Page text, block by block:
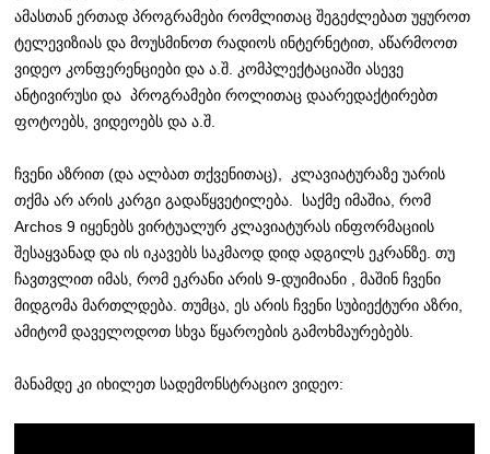
ამასთან ერთად პროგრამები რომლითაც შეგეძლებათ უყუროთ
ტელევიზიას და მოუსმინოთ რადიოს ინტერნეტით, აწარმოოთ
ვიდეო კონფერენციები და ა.შ. კომპლექტაციაში ასევე
ანტივირუსი და პროგრამები როლითაც დაარედაქტირებთ
ფოტოებს, ვიდეოებს და ა.შ.
ჩვენი აზრით (და ალბათ თქვენითაც), კლავიატურაზე უარის
თქმა არ არის კარგი გადაწყვეტილება. საქმე იმაშია, რომ
Archos 9 იყენებს ვირტუალურ კლავიატურას ინფორმაციის
შესაყვანად და ის იკავებს საკმაოდ დიდ ადგილს ეკრანზე. თუ
ჩავთვლით იმას, რომ ეკრანი არის 9-დუიმიანი , მაშინ ჩვენი
მიდგომა მართლდება. თუმცა, ეს არის ჩვენი სუბიექტური აზრი,
ამიტომ დაველოდოთ სხვა წყაროების გამოხმაურებებს.
მანამდე კი იხილეთ სადემონსტრაციო ვიდეო: